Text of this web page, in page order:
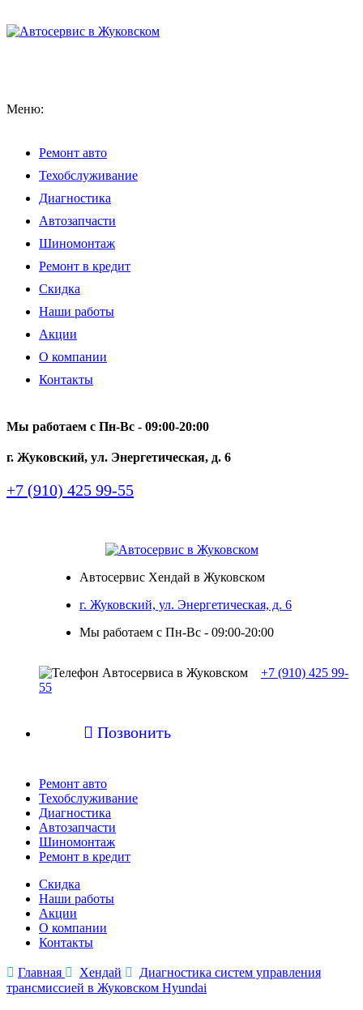
Меню:
Ремонт авто
Техобслуживание
Диагностика
Автозапчасти
Шиномонтаж
Ремонт в кредит
Скидка
Наши работы
Акции
О компании
Контакты
Мы работаем с Пн-Вc - 09:00-20:00
г. Жуковский, ул. Энергетическая, д. 6
+7 (910) 425 99-55
Автосервис Хендай в Жуковском
г. Жуковский, ул. Энергетическая, д. 6
Мы работаем с Пн-Вc - 09:00-20:00
+7 (910) 425 99-
55
 Позвонить
Ремонт авто
Техобслуживание
Диагностика
Автозапчасти
Шиномонтаж
Ремонт в кредит
Скидка
Наши работы
Акции
О компании
Контакты
 Главная  Хендай 
Диагностика систем управления
трансмиссией в Жуковском Hyundai